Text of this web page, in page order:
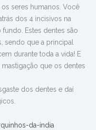
seres humanos. Você
dos 4 incisivos na
Estes dentes são
sendo que a principal
durante toda a vida! E
que os dentes
dos dentes e daí
da-índia